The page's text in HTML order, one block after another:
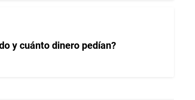
y cuánto dinero pedían?